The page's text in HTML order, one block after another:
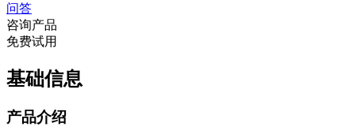
问答
咨询产品
免费试用
基础信息
产品介绍